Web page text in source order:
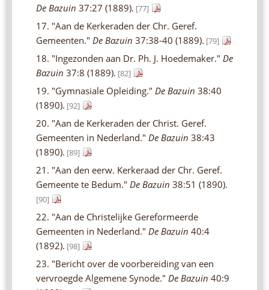
De Bazuin 37:27 (1889). [77]
17. "Aan de Kerkeraden der Chr. Geref.
Gemeenten." De Bazuin 37:38-40 (1889). [79]
18. "Ingezonden aan Dr. Ph. J. Hoedemaker." De
Bazuin 37:8 (1889). [82]
19. "Gymnasiale Opleiding." De Bazuin 38:40
(1890). [92]
20. "Aan de Kerkeraden der Christ. Geref.
Gemeenten in Nederland." De Bazuin 38:43
(1890). [89]
21. "Aan den eerw. Kerkeraad der Chr. Geref.
Gemeente te Bedum." De Bazuin 38:51 (1890).
[90]
22. "Aan de Christelijke Gereformeerde
Gemeenten in Nederland." De Bazuin 40:4
(1892). [98]
23. "Bericht over de voorbereiding van een
vervroegde Algemene Synode." De Bazuin 40:9